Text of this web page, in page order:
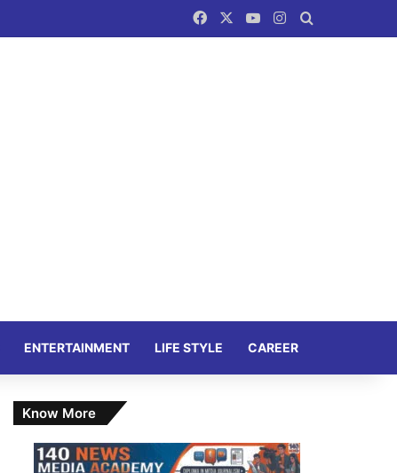
FacebookYouTubeInstagram
ENTERTAINMENT LIFE STYLE CAREER
Know More